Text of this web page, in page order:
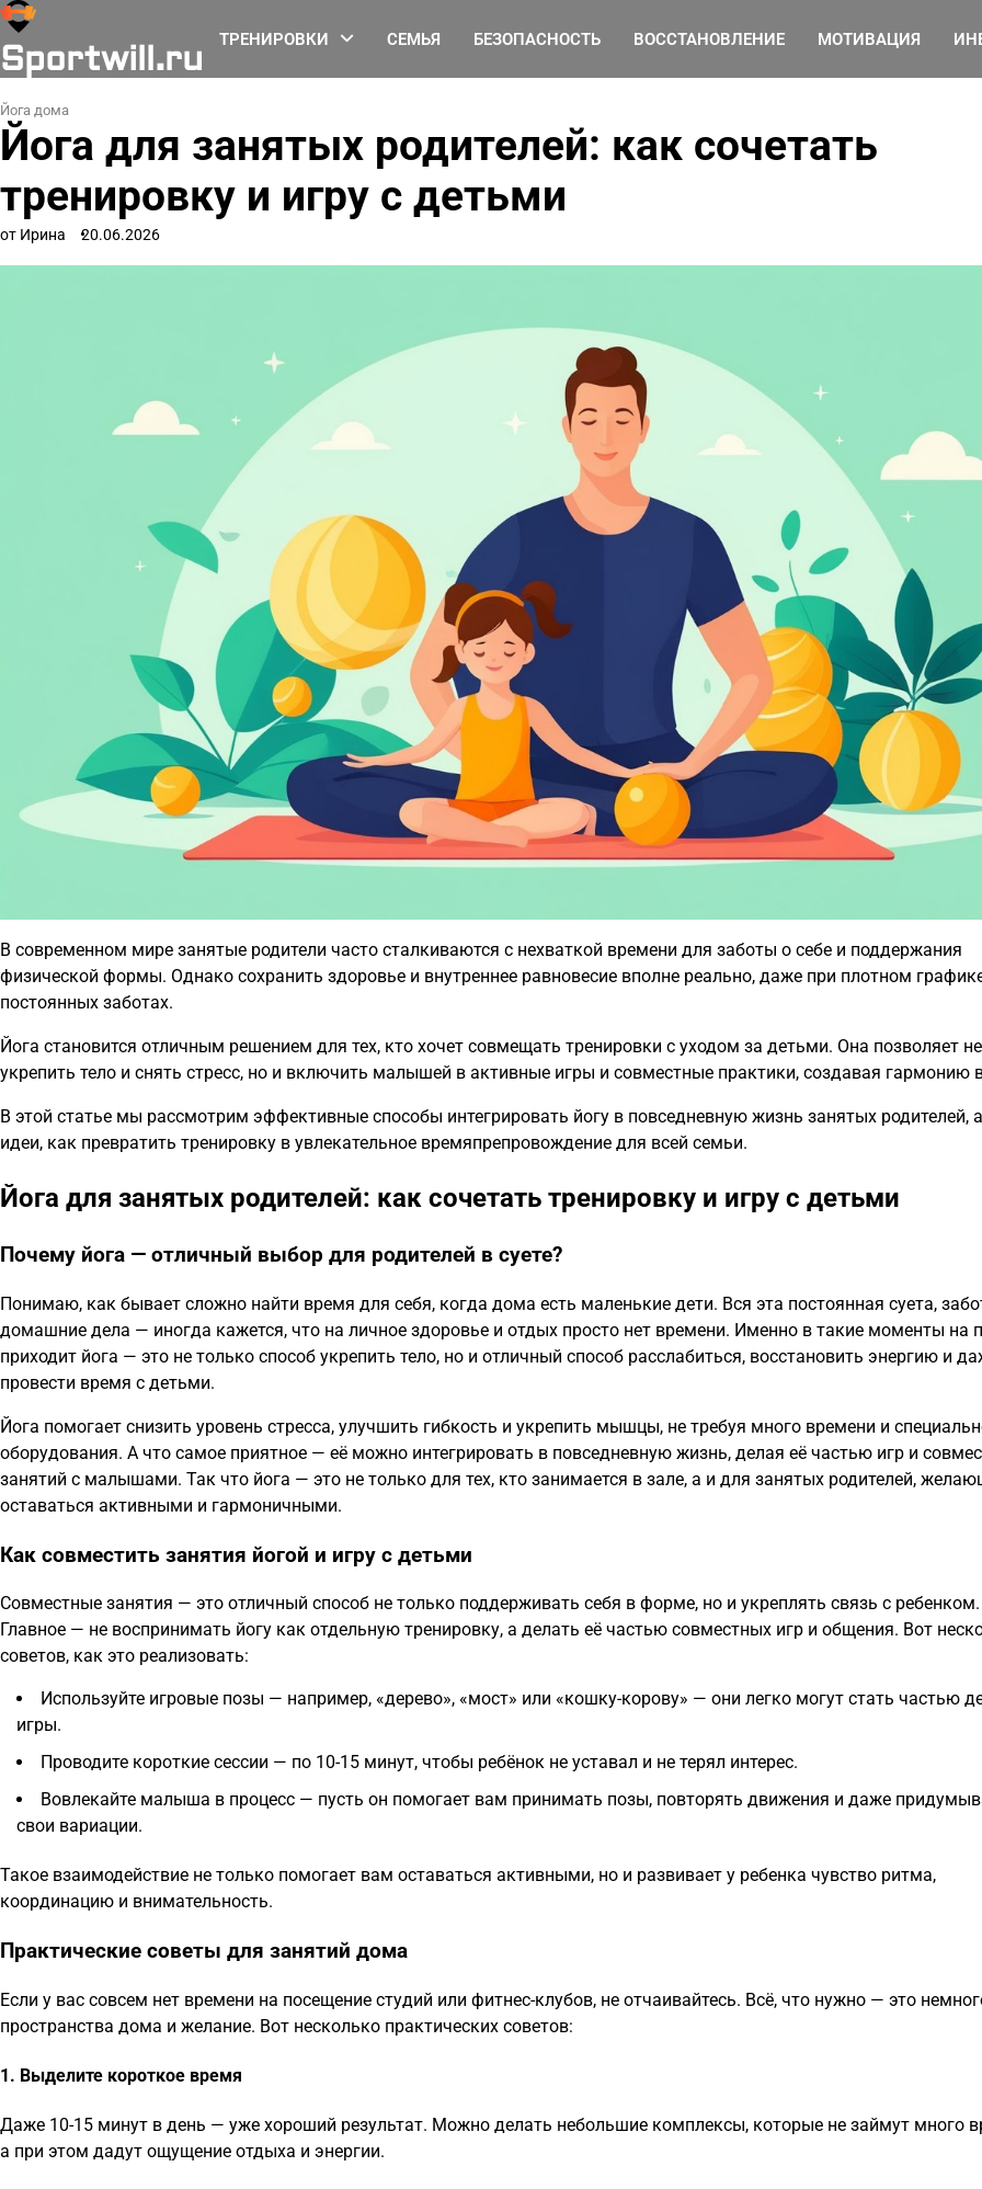
Перейти
содержимому
Sportwill.ru ТРЕНИРОВКИ СЕМЬЯ БЕЗОПАСНОСТЬ ВОССТАНОВЛЕНИЕ МОТИВАЦИЯ
Йога дома
Йога для занятых родителей: как сочетать
тренировку и игру с детьми
от Ирина 20.06.2026
В современном мире занятые родители часто сталкиваются с нехваткой времени для заботы о себе и поддержания
физической формы. Однако сохранить здоровье и внутреннее равновесие вполне реально, даже при плотном
постоянных заботах.
Йога становится отличным решением для тех, кто хочет совмещать тренировки с уходом за детьми. Она позволяет
укрепить тело и снять стресс, но и включить малышей в активные игры и совместные практики, создавая гармонию
В этой статье мы рассмотрим эффективные способы интегрировать йогу в повседневную жизнь занятых родителей,
идеи, как превратить тренировку в увлекательное времяпрепровождение для всей семьи.
Йога для занятых родителей: как сочетать тренировку и игру с детьми
Почему йога — отличный выбор для родителей в суете?
Понимаю, как бывает сложно найти время для себя, когда дома есть маленькие дети. Вся эта постоянная суета,
домашние дела — иногда кажется, что на личное здоровье и отдых просто нет времени. Именно в такие моменты на
приходит йога — это не только способ укрепить тело, но и отличный способ расслабиться, восстановить энергию и
провести время с детьми.
Йога помогает снизить уровень стресса, улучшить гибкость и укрепить мышцы, не требуя много времени и
оборудования. А что самое приятное — её можно интегрировать в повседневную жизнь, делая её частью игр и
занятий с малышами. Так что йога — это не только для тех, кто занимается в зале, а и для занятых родителей,
оставаться активными и гармоничными.
Как совместить занятия йогой и игру с детьми
Совместные занятия — это отличный способ не только поддерживать себя в форме, но и укреплять связь с ребенком.
Главное — не воспринимать йогу как отдельную тренировку, а делать её частью совместных игр и общения. Вот
советов, как это реализовать:
Используйте игровые позы — например, «дерево», «мост» или «кошку-корову» — они легко могут стать частью
игры.
Проводите короткие сессии — по 10-15 минут, чтобы ребёнок не уставал и не терял интерес.
Вовлекайте малыша в процесс — пусть он помогает вам принимать позы, повторять движения и даже
свои вариации.
Такое взаимодействие не только помогает вам оставаться активными, но и развивает у ребенка чувство ритма,
координацию и внимательность.
Практические советы для занятий дома
Если у вас совсем нет времени на посещение студий или фитнес-клубов, не отчаивайтесь. Всё, что нужно — это
пространства дома и желание. Вот несколько практических советов:
1. Выделите короткое время
Даже 10-15 минут в день — уже хороший результат. Можно делать небольшие комплексы, которые не займут много
а при этом дадут ощущение отдыха и энергии.
эффективный фитнес-
пространства и
бюджетные аксессуары